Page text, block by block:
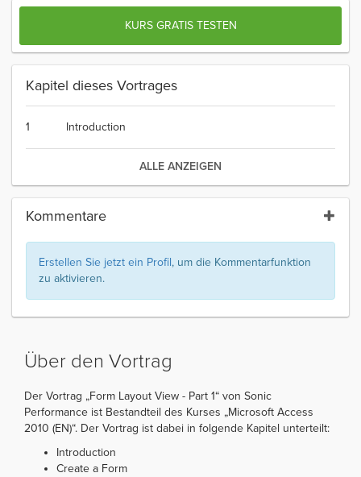
KURS GRATIS TESTEN
Kapitel dieses Vortrages
1 Introduction
ALLE ANZEIGEN
Kommentare
Erstellen Sie jetzt ein Profil, um die Kommentarfunktion
zu aktivieren.
Über den Vortrag
Der Vortrag „Form Layout View - Part 1“ von Sonic
Performance ist Bestandteil des Kurses „Microsoft Access
2010 (EN)“. Der Vortrag ist dabei in folgende Kapitel unterteilt:
Introduction
Create a Form